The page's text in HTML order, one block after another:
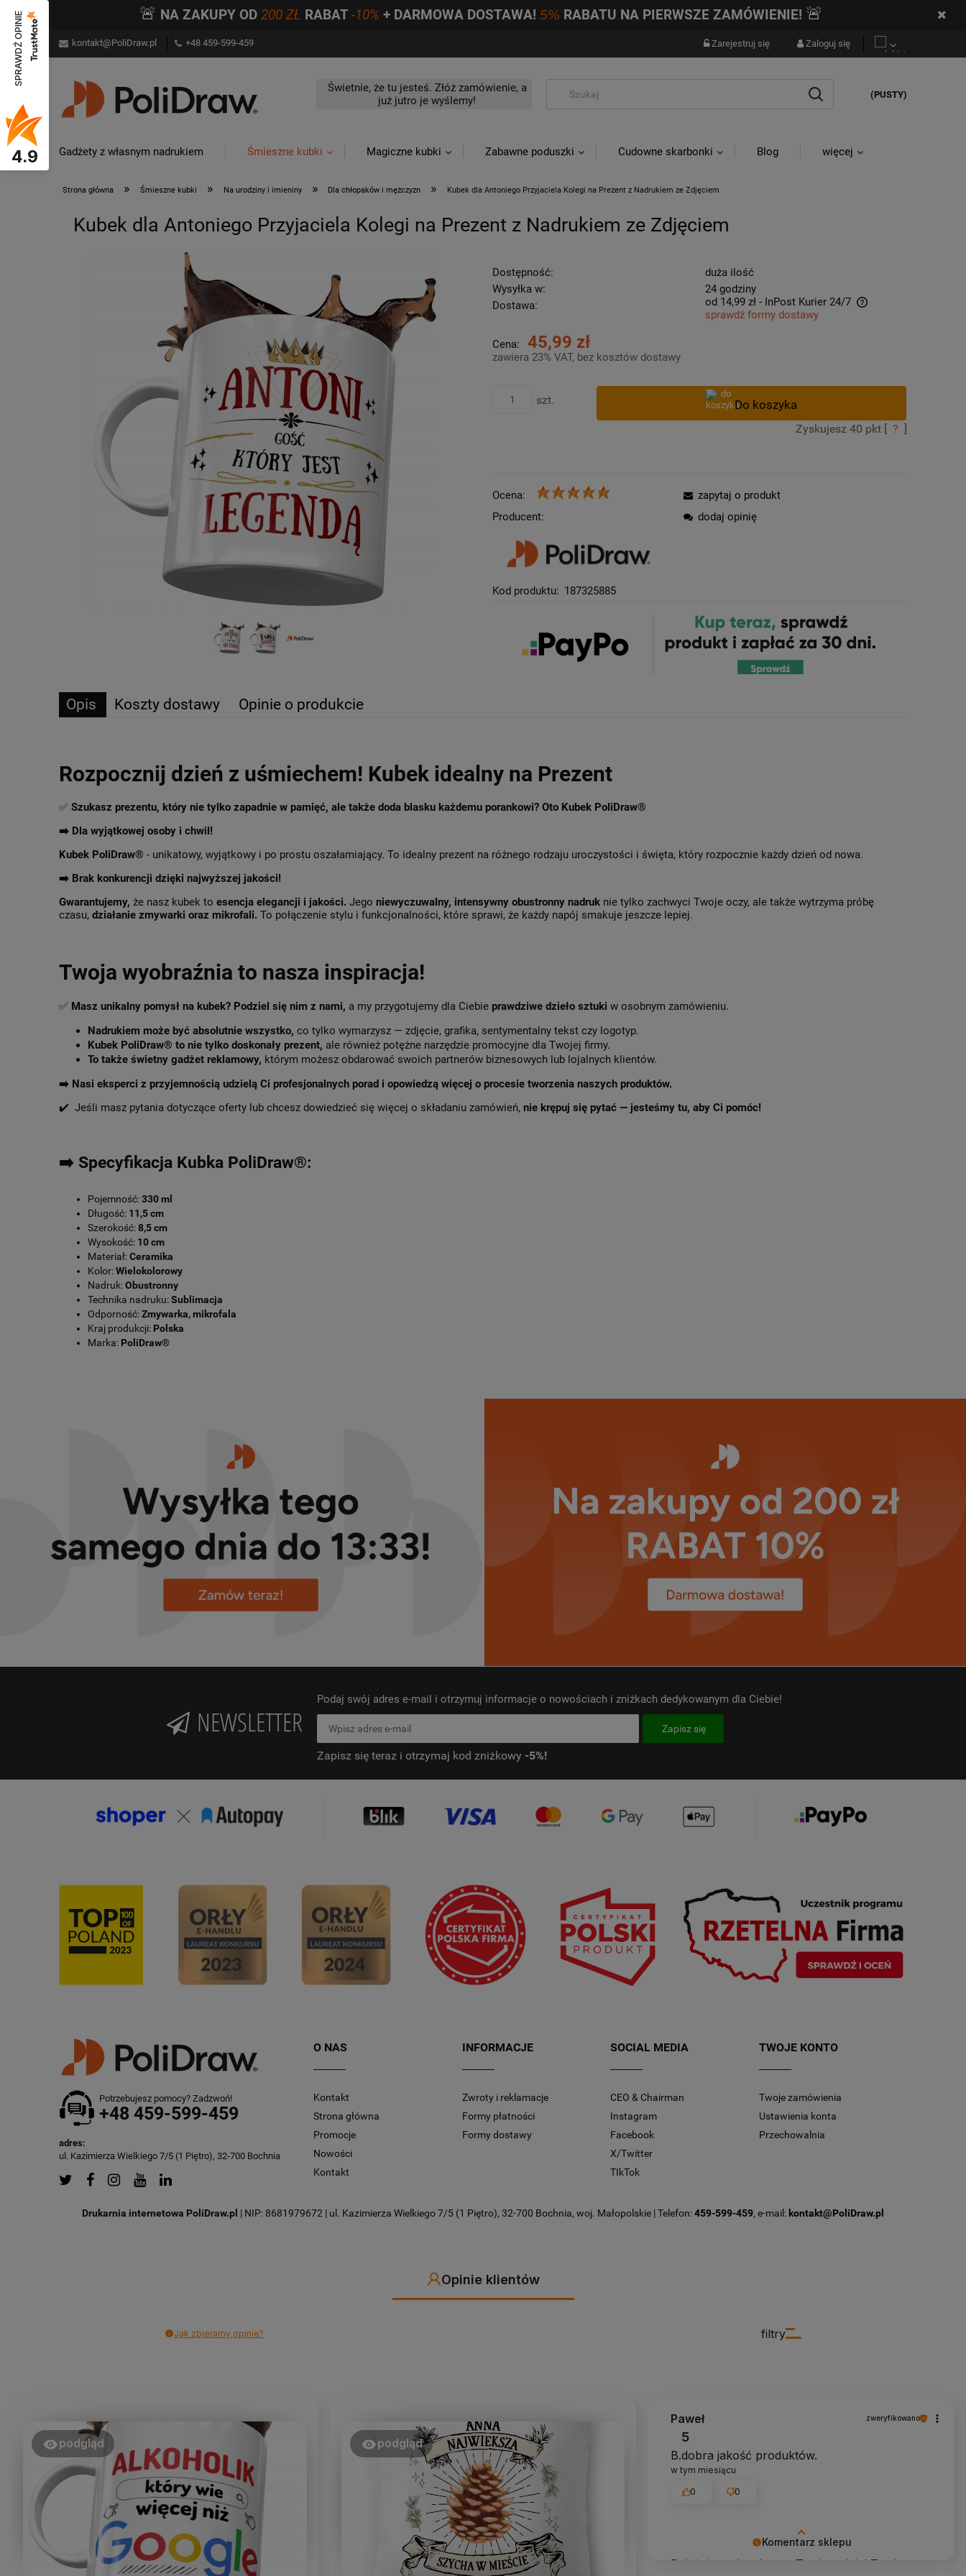
🚨 NA ZAKUPY OD 200 ZŁ RABAT-10% + DARMOWA DOSTAWA! 5% RABATU NA PIERWSZE ZAMÓWIENIE! 🚨
kontakt@PoliDraw.pl +48 459-599-459 Zarejestruj się Zaloguj się
(PUSTY)
Świetnie, że tu jesteś. Złóż zamówienie, a
już jutro je wyślemy!
Gadżety z własnym nadrukiem Śmieszne kubki Magiczne kubki Zabawne poduszki Cudowne skarbonki Blog więcej
Strona główna » Śmieszne kubki » Na urodziny i imieniny » Dla chłopaków i mężczyzn » Kubek dla Antoniego Przyjaciela Kolegi na Prezent z Nadrukiem ze Zdjęciem
Kubek dla Antoniego Przyjaciela Kolegi na Prezent z Nadrukiem ze Zdjęciem
Dostępność:
duża ilość
Wysyłka w:
24 godziny
Dostawa:
od 14,99 zł - InPost Kurier 24/7
sprawdź formy dostawy
Cena: 45,99 zł
zawiera 23% VAT, bez kosztów dostawy
szt.
Zyskujesz 40 pkt [ ? ]
Ocena:
Producent:
Kod produktu: 187325885
zapytaj o produkt
dodaj opinię
Opis Koszty dostawy Opinie o produkcie
Rozpocznij dzień z uśmiechem! Kubek idealny na Prezent
✅ Szukasz prezentu, który nie tylko zapadnie w pamięć, ale także doda blasku każdemu porankowi? Oto Kubek PoliDraw®
➡️ Dla wyjątkowej osoby i chwil!
Kubek PoliDraw® - unikatowy, wyjątkowy i po prostu oszałamiający. To idealny prezent na różnego rodzaju uroczystości i święta, który rozpocznie każdy dzień od nowa.
➡️ Brak konkurencji dzięki najwyższej jakości!
Gwarantujemy, że nasz kubek to esencja elegancji i jakości. Jego niewyczuwalny, intensywny obustronny nadruk nie tylko zachwyci Twoje oczy, ale także wytrzyma próbę
czasu, działanie zmywarki oraz mikrofali. To połączenie stylu i funkcjonalności, które sprawi, że każdy napój smakuje jeszcze lepiej.
Twoja wyobraźnia to nasza inspiracja!
✅ Masz unikalny pomysł na kubek? Podziel się nim z nami, a my przygotujemy dla Ciebie prawdziwe dzieło sztuki w osobnym zamówieniu.
Nadrukiem może być absolutnie wszystko, co tylko wymarzysz — zdjęcie, grafika, sentymentalny tekst czy logotyp.
Kubek PoliDraw® to nie tylko doskonały prezent, ale również potężne narzędzie promocyjne dla Twojej firmy.
To także świetny gadżet reklamowy, którym możesz obdarować swoich partnerów biznesowych lub lojalnych klientów.
➡️ Nasi eksperci z przyjemnością udzielą Ci profesjonalnych porad i opowiedzą więcej o procesie tworzenia naszych produktów.
✔️ Jeśli masz pytania dotyczące oferty lub chcesz dowiedzieć się więcej o składaniu zamówień, nie krępuj się pytać — jesteśmy tu, aby Ci pomóc!
➡️ Specyfikacja Kubka PoliDraw®:
Pojemność:330 ml
Długość: 11,5 cm
Szerokość:8,5 cm
Wysokość: 10 cm
Materiał:Ceramika
Kolor:Wielokolorowy
Nadruk:Obustronny
Technika nadruku:Sublimacja
Odporność:Zmywarka, mikrofala
Kraj produkcji: Polska
Marka: PoliDraw®
NEWSLETTER
Podaj swój adres e-mail i otrzymuj informacje o nowościach i zniżkach dedykowanym dla Ciebie!
Zapisz się teraz i otrzymaj kod zniżkowy -5%!
Potrzebujesz pomocy? Zadzwoń!
+48 459-599-459
adres:
ul. Kazimierza Wielkiego 7/5 (1 Piętro), 32-700 Bochnia
O NAS
Kontakt
Strona główna
Promocje
Nowości
Kontakt
INFORMACJE
Zwroty i reklamacje
Formy płatności
Formy dostawy
SOCIAL MEDIA
CEO & Chairman
Instagram
Facebook
X/Twitter
TIkTok
TWOJE KONTO
Twoje zamówienia
Ustawienia konta
Przechowalnia
Drukarnia internetowa PoliDraw.pl | NIP: 8681979672 | ul. Kazimierza Wielkiego 7/5 (1 Piętro), 32-700 Bochnia, woj. Małopolskie | Telefon:459-599-459, e-mail: kontakt@PoliDraw.pl
Opinie klientów
filtry
Jak zbieramy opinie?
podgląd podgląd
Komentarz sklepu
Dziękujemy bardzo za Twoją opinię! Twoja
Paweł zweryfikowano
5
B.dobra jakość produktów.
w tym miesiącu
0 0
SPRAWDŹ OPINIE
4.9